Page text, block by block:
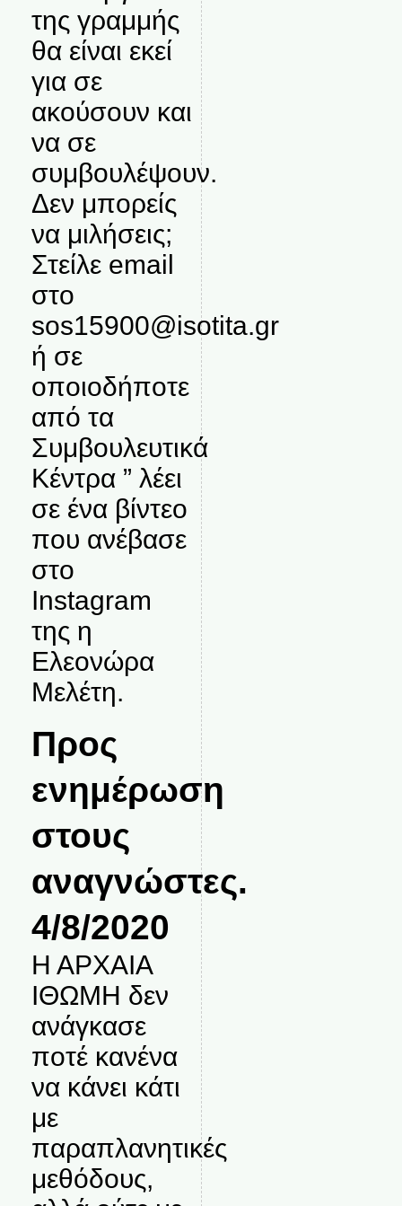
της γραμμής
θα είναι εκεί
για σε
ακούσουν και
να σε
συμβουλέψουν.
Δεν μπορείς
να μιλήσεις;
Στείλε email
στο
sos15900@isotita.gr
ή σε
οποιοδήποτε
από τα
Συμβουλευτικά
Κέντρα ” λέει
σε ένα βίντεο
που ανέβασε
στο
Instagram
της η
Ελεονώρα
Μελέτη.
Προς
ενημέρωση
στους
αναγνώστες.
4/8/2020
Η ΑΡΧΑΙΑ
ΙΘΩΜΗ δεν
ανάγκασε
ποτέ κανένα
να κάνει κάτι
με
παραπλανητικές
μεθόδους,